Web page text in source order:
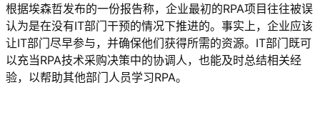
根据埃森哲发布的一份报告称，企业最初的RPA项目往往被误
认为是在没有IT部门干预的情况下推进的。事实上，企业应该
让IT部门尽早参与，并确保他们获得所需的资源。IT部门既可
以充当RPA技术采购决策中的协调人，也能及时总结相关经
验，以帮助其他部门人员学习RPA。